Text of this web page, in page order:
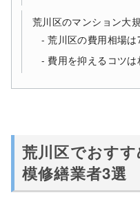
荒川区のマンション大
荒川区の費用相場
費用を抑えるコツは
荒川区でおす
模修繕業者3選